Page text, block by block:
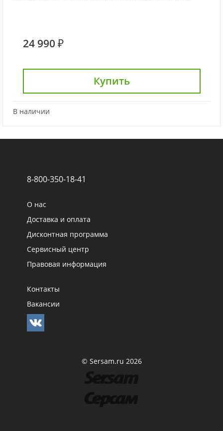
24 990 ₽
Купить
В наличии
8-800-350-18-41
О нас
Доставка и оплата
Дисконтная программа
Сервисный центр
Правовая информация
Контакты
Вакансии
© Sersam.ru 2026